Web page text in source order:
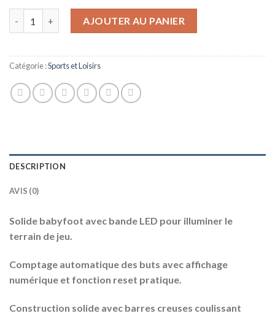
AJOUTER AU PANIER
Catégorie :Sports et Loisirs
DESCRIPTION
AVIS (0)
Solide babyfoot avec bande LED pour illuminer le
terrain de jeu.
Comptage automatique des buts avec affichage
numérique et fonction reset pratique.
Construction solide avec barres creuses coulissant